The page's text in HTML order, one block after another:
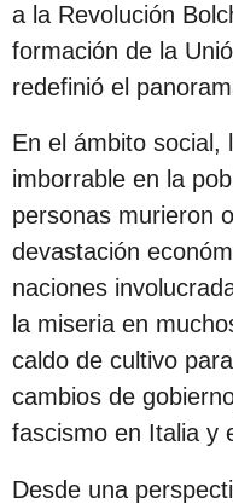
a la Revolución
formación de la
redefinió el
En el ámbito social,
imborrable en la
personas murieron
devastación
naciones
la miseria en
caldo de cultivo
cambios de
fascismo en Italia y
Desde una